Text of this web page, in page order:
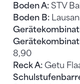
Boden A: STV
Boden B:
8,90
Reck A: Getu